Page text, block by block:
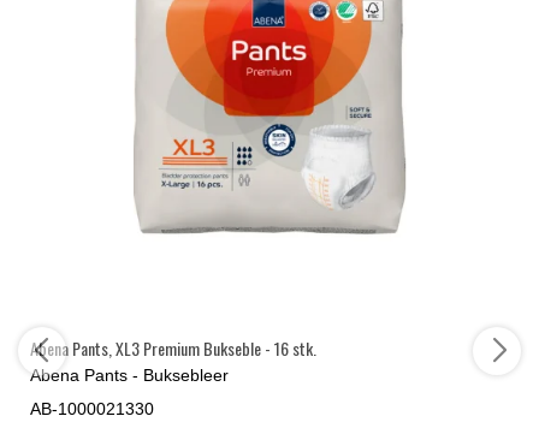
Abena Pants, XL3 Premium Bukseble - 16 stk.
Abena Pants - Buksebleer
AB-1000021330